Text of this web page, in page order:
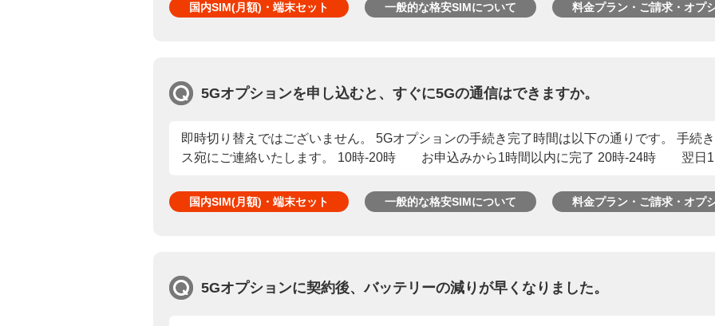
一般的な格安SIMについて
国内SIM(月額)・端末セット 料金プラン・ご請求・オプ
5Gオプションを申し込むと、すぐに5Gの通信はできますか。
即時切り替えではございません。 5Gオプションの手続き完了時間は以下の通りです。 手続
ス宛にご連絡いたします。 10時-20時 お申込みから1時間以内に完了 20時-24時 翌日
一般的な格安SIMについて
国内SIM(月額)・端末セット 料金プラン・ご請求・オプ
5Gオプションに契約後、バッテリーの減りが早くなりました。